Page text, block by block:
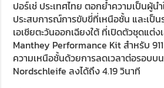
ปอร์เช่ ประเทศไทย ตอกย้ำความเป็นผู้น
ประสบการณ์การขับขี่ที่เหนือชั้น และเป็
เอเชียตะวันออกเฉียงใต้ ที่เปิดตัวชุดแต่
Manthey Performance Kit สำหรับ
ความเหนือชั้นด้วยการลดเวลาต่อรอบ
Nordschleife ลงได้ถึง 4.19 วินาที